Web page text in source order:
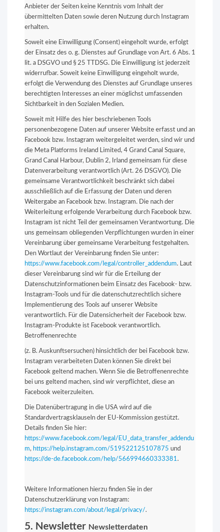
Anbieter der Seiten keine Kenntnis vom Inhalt der
übermittelten Daten sowie deren Nutzung durch Instagram
erhalten.
Soweit eine Einwilligung (Consent) eingeholt wurde, erfolgt
der Einsatz des o. g. Dienstes auf Grundlage von Art. 6 Abs. 1
lit. a DSGVO und § 25 TTDSG. Die Einwilligung ist jederzeit
widerrufbar. Soweit keine Einwilligung eingeholt wurde,
erfolgt die Verwendung des Dienstes auf Grundlage unseres
berechtigten Interesses an einer möglichst umfassenden
Sichtbarkeit in den Sozialen Medien.
Soweit mit Hilfe des hier beschriebenen Tools
personenbezogene Daten auf unserer Website erfasst und an
Facebook bzw. Instagram weitergeleitet werden, sind wir und
die Meta Platforms Ireland Limited, 4 Grand Canal Square,
Grand Canal Harbour, Dublin 2, Irland gemeinsam für diese
Datenverarbeitung verantwortlich (Art. 26 DSGVO). Die
gemeinsame Verantwortlichkeit beschränkt sich dabei
ausschließlich auf die Erfassung der Daten und deren
Weitergabe an Facebook bzw. Instagram. Die nach der
Weiterleitung erfolgende Verarbeitung durch Facebook bzw.
Instagram ist nicht Teil der gemeinsamen Verantwortung. Die
uns gemeinsam obliegenden Verpflichtungen wurden in einer
Vereinbarung über gemeinsame Verarbeitung festgehalten.
Den Wortlaut der Vereinbarung finden Sie unter:
https://www.facebook.com/legal/controller_addendum. Laut
dieser Vereinbarung sind wir für die Erteilung der
Datenschutzinformationen beim Einsatz des Facebook- bzw.
Instagram-Tools und für die datenschutzrechtlich sichere
Implementierung des Tools auf unserer Website
verantwortlich. Für die Datensicherheit der Facebook bzw.
Instagram-Produkte ist Facebook verantwortlich.
Betroffenenrechte
(z. B. Auskunftsersuchen) hinsichtlich der bei Facebook bzw.
Instagram verarbeiteten Daten können Sie direkt bei
Facebook geltend machen. Wenn Sie die Betroffenenrechte
bei uns geltend machen, sind wir verpflichtet, diese an
Facebook weiterzuleiten.
Die Datenübertragung in die USA wird auf die
Standardvertragsklauseln der EU-Kommission gestützt.
Details finden Sie hier:
https://www.facebook.com/legal/EU_data_transfer_addendu
m, https://help.instagram.com/519522125107875 und
https://de-de.facebook.com/help/566994660333381.
Weitere Informationen hierzu finden Sie in der
Datenschutzerklärung von Instagram:
https://instagram.com/about/legal/privacy/.
5. Newsletter Newsletterdaten